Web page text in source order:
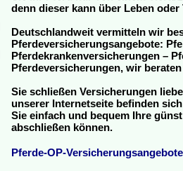
denn dieser kann über Leben
Deutschlandweit vermitteln wir
Pferdeversicherungsangebote:
Pferdekrankenversicherungen –
Pferdeversicherungen, wir
Sie schließen Versicherungen
unserer Internetseite befinden
Sie einfach und bequem Ihre
abschließen können.
Pferde-OP-Versicherungsangebote